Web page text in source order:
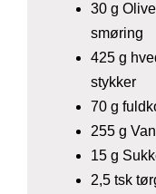
30 g
smøring
425 g
stykker
70 g
255 g
15 g
2,5 tsk